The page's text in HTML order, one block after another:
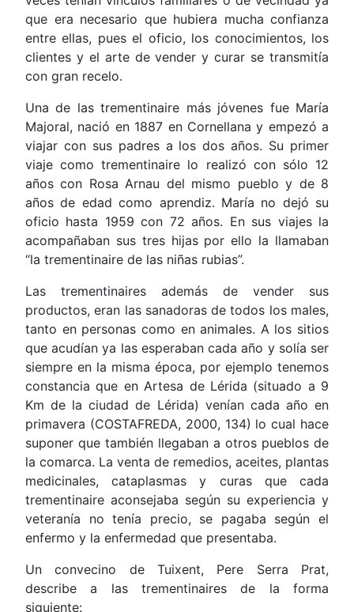
que era necesario que hubiera mucha confianza
entre ellas, pues el oficio, los conocimientos, los
clientes y el arte de vender y curar se transmitía
con gran recelo.
Una de las trementinaire más jóvenes fue María
Majoral, nació en 1887 en Cornellana y empezó a
viajar con sus padres a los dos años. Su primer
viaje como trementinaire lo realizó con sólo 12
años con Rosa Arnau del mismo pueblo y de 8
años de edad como aprendiz. María no dejó su
oficio hasta 1959 con 72 años. En sus viajes la
acompañaban sus tres hijas por ello la llamaban
“la trementinaire de las niñas rubias”.
Las trementinaires además de vender sus
productos, eran las sanadoras de todos los males,
tanto en personas como en animales. A los sitios
que acudían ya las esperaban cada año y solía ser
siempre en la misma época, por ejemplo tenemos
constancia que en Artesa de Lérida (situado a 9
Km de la ciudad de Lérida) venían cada año en
primavera (COSTAFREDA, 2000, 134) lo cual hace
suponer que también llegaban a otros pueblos de
la comarca. La venta de remedios, aceites, plantas
medicinales, cataplasmas y curas que cada
trementinaire aconsejaba según su experiencia y
veteranía no tenía precio, se pagaba según el
enfermo y la enfermedad que presentaba.
Un convecino de Tuixent, Pere Serra Prat,
describe a las trementinaires de la forma
siguiente: